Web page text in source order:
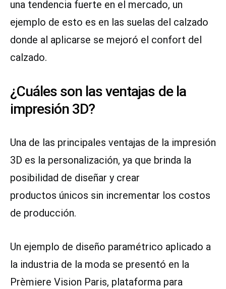
una tendencia fuerte en el mercado, un
ejemplo de esto es en las suelas del calzado
donde al aplicarse se mejoró el confort del
calzado.
¿Cuáles son las ventajas de la
impresión 3D?
Una de las principales ventajas de la impresión
3D es la personalización, ya que brinda la
posibilidad de diseñar y crear
productos únicos sin incrementar los costos
de producción.
Un ejemplo de diseño paramétrico aplicado a
la industria de la moda se presentó en la
Prèmiere Vision Paris, plataforma para